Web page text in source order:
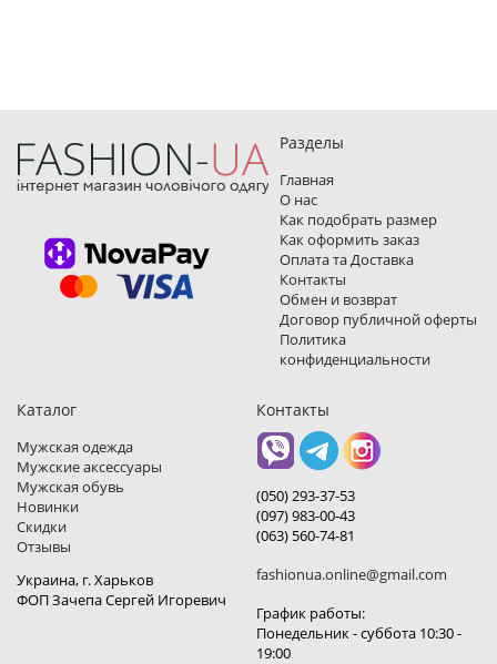
Разделы
Главная
О нас
Как подобрать размер
Как оформить заказ
Оплата та Доставка
Контакты
Обмен и возврат
Договор публичной оферты
Политика
конфиденциальности
Каталог
Мужская одежда
Мужские аксессуары
Мужская обувь
Новинки
Скидки
Отзывы
Украина, г. Харьков
ФОП Зачепа Сергей Игоревич
Контакты
(050) 293-37-53
(097) 983-00-43
(063) 560-74-81
fashionua.online@gmail.com
График работы:
Понедельник - суббота 10:30 -
19:00